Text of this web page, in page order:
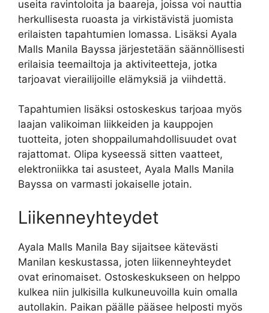
useita ravintoloita ja baareja, joissa voi nauttia
herkullisesta ruoasta ja virkistävistä juomista
erilaisten tapahtumien lomassa. Lisäksi Ayala
Malls Manila Bayssa järjestetään säännöllisesti
erilaisia teemailtoja ja aktiviteetteja, jotka
tarjoavat vierailijoille elämyksiä ja viihdettä.
Tapahtumien lisäksi ostoskeskus tarjoaa myös
laajan valikoiman liikkeiden ja kauppojen
tuotteita, joten shoppailumahdollisuudet ovat
rajattomat. Olipa kyseessä sitten vaatteet,
elektroniikka tai asusteet, Ayala Malls Manila
Bayssa on varmasti jokaiselle jotain.
Liikenneyhteydet
Ayala Malls Manila Bay sijaitsee kätevästi
Manilan keskustassa, joten liikenneyhteydet
ovat erinomaiset. Ostoskeskukseen on helppo
kulkea niin julkisilla kulkuneuvoilla kuin omalla
autollakin. Paikan päälle pääsee helposti myös